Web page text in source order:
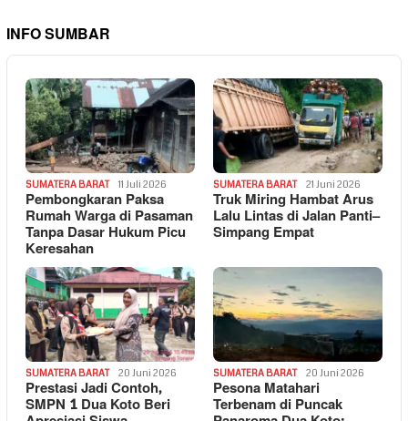
INFO SUMBAR
SUMATERA BARAT 11 Juli 2026
Pembongkaran Paksa
Rumah Warga di Pasaman
Tanpa Dasar Hukum Picu
Keresahan
SUMATERA BARAT 21 Juni 2026
Truk Miring Hambat Arus
Lalu Lintas di Jalan Panti–
Simpang Empat
SUMATERA BARAT 20 Juni 2026
Prestasi Jadi Contoh,
SMPN 1 Dua Koto Beri
SUMATERA BARAT 20 Juni 2026
Pesona Matahari
Terbenam di Puncak